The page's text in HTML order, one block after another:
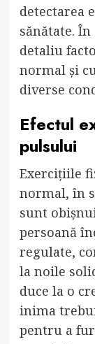
detectarea
sănătate.
detaliu
normal și
diverse
Efectul
pulsului
Exercițiile
normal, în
sunt
persoană
regulate,
la noile
duce la o
inima
pentru a